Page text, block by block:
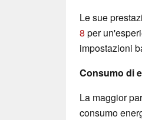
Le sue
8 per
impostazioni
Consumo di
La maggior
consumo